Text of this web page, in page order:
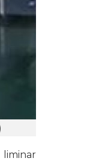
liminar